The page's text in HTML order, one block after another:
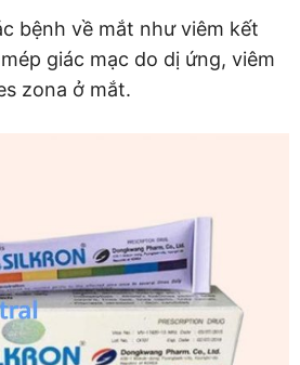
bệnh về mắt như viêm kết
giác mạc do dị ứng, viêm
zona ở mắt.